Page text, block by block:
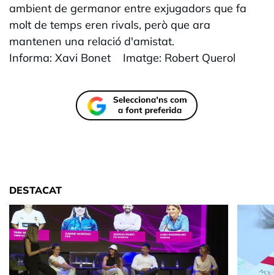
ambient de germanor entre exjugadors que fa
molt de temps eren rivals, però que ara
mantenen una relació d'amistat.
Informa: Xavi Bonet Imatge: Robert Querol
DESTACAT